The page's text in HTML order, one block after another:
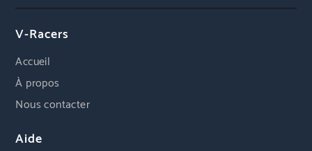
V-Racers
Accueil
À propos
Nous contacter
Aide